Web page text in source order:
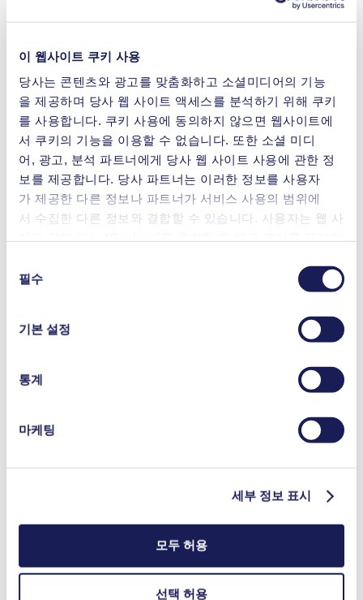
이 웹사이트 쿠키 사용
당사는 콘텐츠와 광고를 맞춤화하고 소셜미디어의 기능
을 제공하며 당사 웹 사이트 액세스를 분석하기 위해 쿠키
를 사용합니다. 쿠키 사용에 동의하지 않으면 웹사이트에
서 쿠키의 기능을 이용할 수 없습니다. 또한 소셜 미디
어, 광고, 분석 파트너에게 당사 웹 사이트 사용에 관한 정
보를 제공합니다. 당사 파트너는 이러한 정보를 사용자
가 제공한 다른 정보나 파트너가 서비스 사용의 범위에
서 수집한 다른 정보와 결합할 수 있습니다. 사용자는 웹 사
사용 중인 쿠키와 그 목적, 법적 토대, 저장 기간 등에 관
개인정보 취급 방침]을 참조하십
필수
기본 설정
통계
마케팅
세부 정보 표시
모두 허용
선택 허용
SIMDOS® LabVIEW Driver
ZIP (5 MB) - 카탈로그 - 영어
PDF (1 MB) - 작동 매뉴얼 - 영어
ZIP (14 MB) - 카탈로그 - 영어
풋 스위치 RC Plus version
주문번호
Standard PTFE-coated 다이아프램
KT head with 칼레즈 밸브, 다이아프램 제외
167666